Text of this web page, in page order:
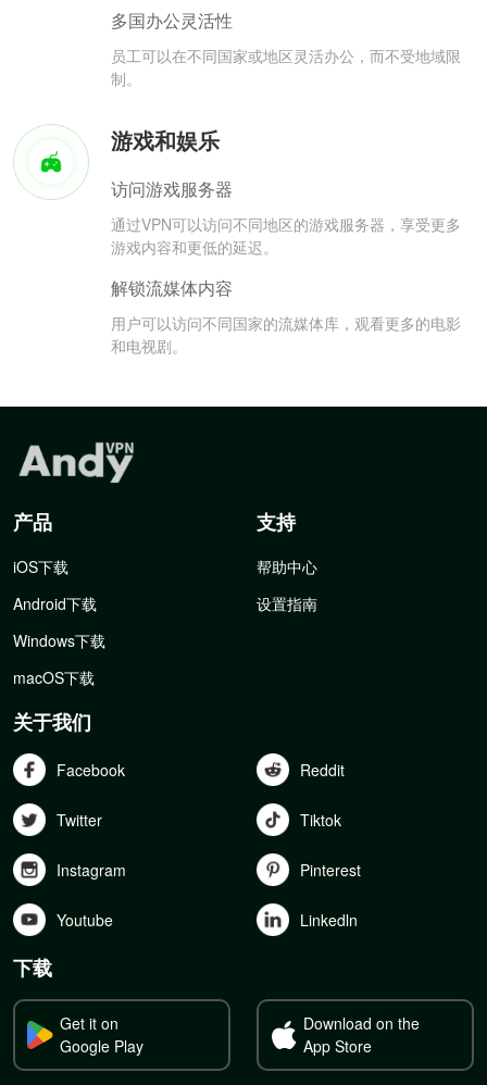
多国办公灵活性
员工可以在不同国家或地区灵活办公，而不受地域限
制。
游戏和娱乐
访问游戏服务器
通过VPN可以访问不同地区的游戏服务器，享受更多
游戏内容和更低的延迟。
解锁流媒体内容
用户可以访问不同国家的流媒体库，观看更多的电影
和电视剧。
产品
iOS下载
Android下载
Windows下载
macOS下载
支持
帮助中心
设置指南
关于我们
Facebook Reddit
Twitter Tiktok
Instagram Pinterest
Youtube Linkedln
下载
Get it on
Google Play
Download on the
App Store